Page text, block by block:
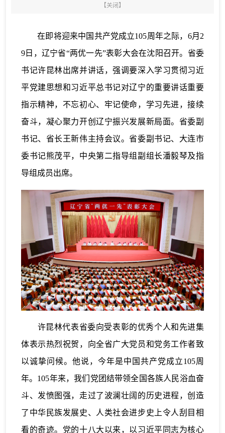
【关闭】
在即将迎来中国共产党成立105周年之际，6月2
9日，辽宁省“两优一先”表彰大会在沈阳召开。省委
书记许昆林出席并讲话，强调要深入学习贯彻习近
平党建思想和习近平总书记对辽宁的重要讲话重要
指示精神，不忘初心、牢记使命，学习先进，接续
奋斗，凝心聚力开创辽宁振兴发展新局面。省委副
书记、省长王新伟主持会议。省委副书记、大连市
委书记熊茂平，中央第二指导组副组长潘毅琴及指
导组成员出席。
许昆林代表省委向受表彰的优秀个人和先进集
体表示热烈祝贺，向全省广大党员和党务工作者致
以诚挚问候。他说，今年是中国共产党成立105周
年。105年来，我们党团结带领全国各族人民浴血奋
斗、发愤图强，走过了波澜壮阔的历史进程，创造
了中华民族发展史、人类社会进步史上令人刮目相
看的奇迹。党的十八大以来，以习近平同志为核心